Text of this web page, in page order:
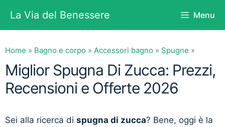
contenuto
La Via del Benessere Menu
Home » Bagno e corpo » Accessori bagno » Spugne »
Miglior Spugna Di Zucca: Prezzi,
Recensioni e Offerte 2026
Sei alla ricerca di spugna di zucca? Bene, oggi è la